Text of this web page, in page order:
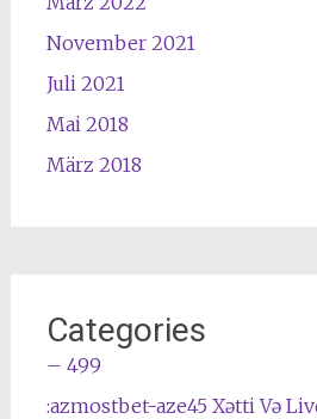
November 2021
Juli 2021
Mai 2018
März 2018
Categories
– 499
:azmostbet-aze45 Xətti Və